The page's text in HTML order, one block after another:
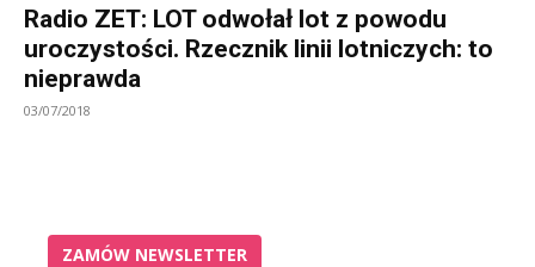
Radio ZET: LOT odwołał lot z powodu
uroczystości. Rzecznik linii lotniczych: to
nieprawda
03/07/2018
ZAMÓW NEWSLETTER